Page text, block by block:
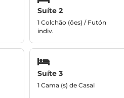
Suíte 2
1 Colchão (ões) / Futón
indiv.
Suíte 3
1 Cama (s) de Casal